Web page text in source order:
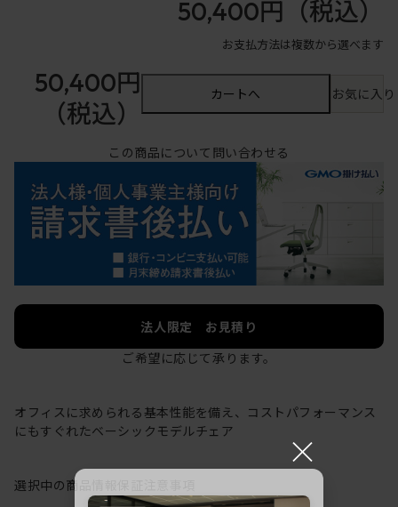
50,400円 （税込）
お支払方法は複数から選べます
50,400円
（税込）
カートへ お気に入
この商品について問い合わせる
法人限定 お見積り
ご希望に応じて承ります。
オフィスに求められる基本性能を備え、コストパフォーマンス
にもすぐれたベーシックモデルチェア
選択中の商品情報
×